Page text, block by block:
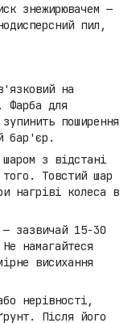
знежирювачем —
пил,
на
Фарба для
поширення
бар'єр.
з відстані
Товстий шар
нагріві колеса в
зазвичай 15-30
намагайтеся
висихання
нерівності,
. Після його